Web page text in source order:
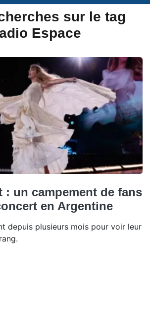
sur le tag
Espace
: un campement de fans
en Argentine
depuis plusieurs mois pour voir leur